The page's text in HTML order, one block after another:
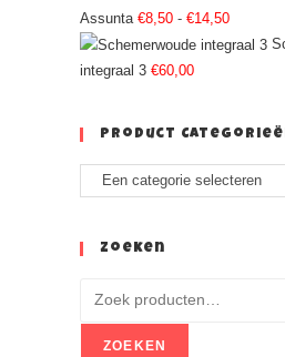
Assunta €8,50 - €14,50
integraal 3 €60,00
Product
Zoeken
ZOEKEN